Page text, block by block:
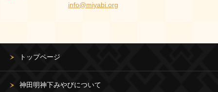
info@miyabi.org
トップページ
神田明神下みやびについて